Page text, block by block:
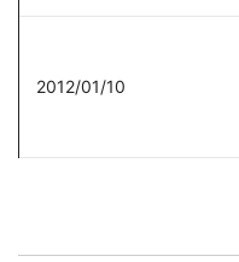
2012/01/10